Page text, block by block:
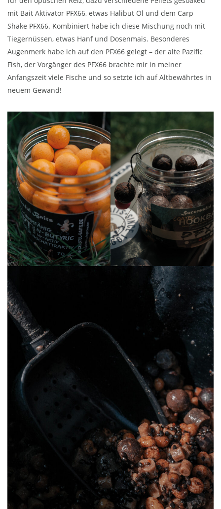
mit Bait Aktivator PFX66, etwas Halibut Öl und dem Carp
Shake PFX66. Kombiniert habe ich diese Mischung noch mit
Tiegernüssen, etwas Hanf und Dosenmais. Besonderes
Augenmerk habe ich auf den PFX66 gelegt – der alte Pazific
Fish, der Vorgänger des PFX66 brachte mir in meiner
Anfangszeit viele Fische und so setzte ich auf Altbewährtes in
neuem Gewand!